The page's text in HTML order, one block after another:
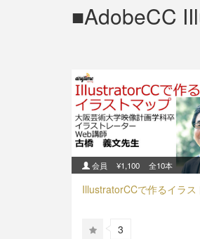
AdobeCC
会員 ¥1,100 全10本
IllustratorCCで作るイラス
3